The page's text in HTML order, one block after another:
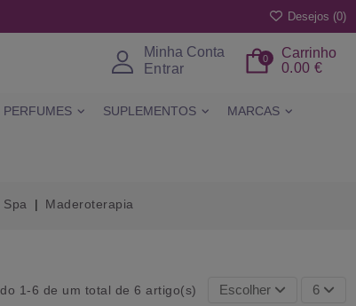
Desejos (0)
Minha Conta
Entrar
Carrinho
0
0.00 €
PERFUMES SUPLEMENTOS MARCAS
Spa Maderoterapia
1-6 de um total de 6 artigo(s) Escolher 6